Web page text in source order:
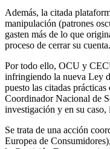
Además, la citada
manipulación (patrones
gasten más de lo que
proceso de cerrar su cuenta.
Por todo ello, OCU y
infringiendo la nueva Ley
puesto las citadas
Coordinador Nacional de
investigación y en su
Se trata de una acción
Europea de